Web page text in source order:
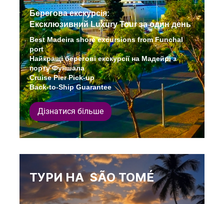
Берегова екскурсія:
Ексклюзивний Luxury Tour за один день
Best Madeira shore excursions from Funchal
port
Найкращі берегові екскурсії на Мадейрі з
порту Фуншала
Cruise Pier Pick-up
Back-to-Ship Guarantee
Дізнатися більше
ТУРИ НА SÃO TOMÉ